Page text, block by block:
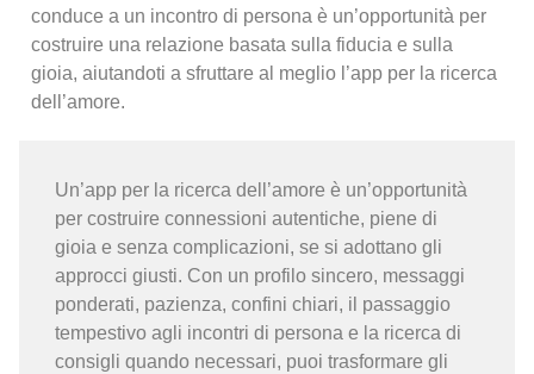
conduce a un incontro di persona è un’opportunità per
costruire una relazione basata sulla fiducia e sulla
gioia, aiutandoti a sfruttare al meglio l’app per la ricerca
dell’amore.
Un’app per la ricerca dell’amore è un’opportunità
per costruire connessioni autentiche, piene di
gioia e senza complicazioni, se si adottano gli
approcci giusti. Con un profilo sincero, messaggi
ponderati, pazienza, confini chiari, il passaggio
tempestivo agli incontri di persona e la ricerca di
consigli quando necessari, puoi trasformare gli